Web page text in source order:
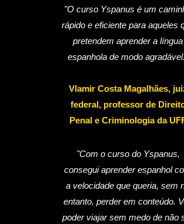
"O curso Yspanus é um
rápido e eficiente para aqueles
pretendem aprender a língua
espanhola de modo
Vlamir Costa Magalhães,
federal, professor de
Penal e Criminologia da
"Com o curso do Yspanus,
consegui aprender espanhol
a velocidade que queria, sem
entanto, perder em conteúdo.
poder viajar sem medo de não